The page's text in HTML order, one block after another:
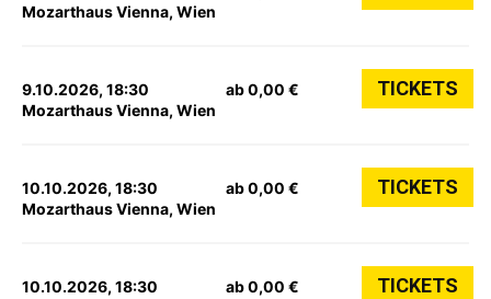
Mozarthaus Vienna, Wien
9.10.2026, 18:30
Mozarthaus Vienna, Wien
ab 0,00 € TICKETS
10.10.2026, 18:30
Mozarthaus Vienna, Wien
ab 0,00 € TICKETS
10.10.2026, 18:30
ab 0,00 € TICKETS